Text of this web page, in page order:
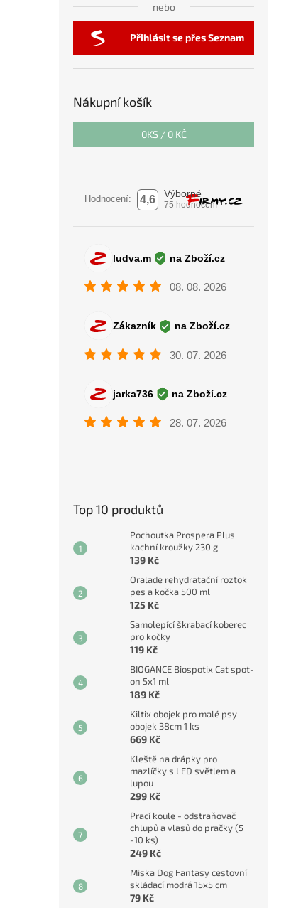
nebo
Přihlásit se přes Seznam
Nákupní košík
0KS / 0 KČ
Top 10 produktů
Pochoutka Prospera Plus
kachní kroužky 230 g
139 Kč
Oralade rehydratační roztok
pes a kočka 500 ml
125 Kč
Samolepící škrabací koberec
pro kočky
119 Kč
BIOGANCE Biospotix Cat spot-
on 5x1 ml
189 Kč
Kiltix obojek pro malé psy
obojek 38cm 1 ks
669 Kč
Kleště na drápky pro
mazlíčky s LED světlem a
lupou
299 Kč
Prací koule - odstraňovač
chlupů a vlasů do pračky (5
-10 ks)
249 Kč
Miska Dog Fantasy cestovní
skládací modrá 15x5 cm
79 Kč